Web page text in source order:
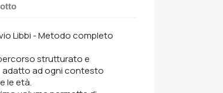
Libbi - Metodo completo
strutturato e
adatto ad ogni contesto
le età.